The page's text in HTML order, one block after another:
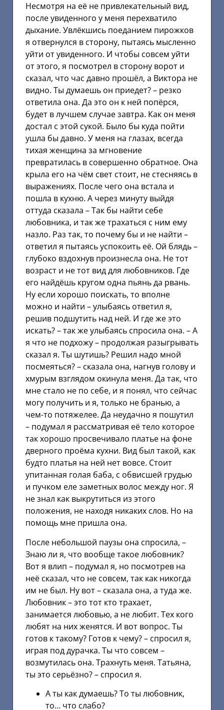
Несмотря на её не привлекательный вид,
после увиденного у меня перехватило
дыхание. Увлёкшись поеданием пирожков
я отвернулся в сторону, пытаясь мысленно
уйти от увиденного. И чтобы совсем уйти
от этого, я посмотрел в сторону ворот и
сказал, что час давно прошёл, а Виктора не
видно. Ты думаешь он приедет? – резко
ответила она. Да это он к ней попёрся,
будет в лучшем случае завтра. Как он меня
достал с этой сукой. Было бы куда пойти
ушла бы давно. У меня на глазах, всегда
тихая женщина за мгновение
превратилась в совершенно обратное. Она
крыла его на чём свет стоит, не стесняясь в
выражениях. После чего она встала и
пошла в кухню. А через минуту выйдя
оттуда сказала – Так бы найти себе
любовника, и так же трахаться с ним ему
назло. Раз так, то почему бы и не найти –
ответил я пытаясь успокоить её. Ой блядь –
глубоко вздохнув произнесла она. Не тот
возраст и не тот вид для любовников. Где
его найдёшь кругом одна пьянь да рвань.
Ну если хорошо поискать, то вполне
можно и найти – улыбаясь ответил я,
решив подшутить над ней. И где же это
искать? – так же улыбаясь спросила она. – А
я что не подхожу – продолжая разыгрывать
сказал я. Ты шутишь? Решил надо мной
посмеяться? – сказала она, нагнув голову и
хмурым взглядом окинула меня. Да так, что
мне стало не по себе, и я понял, что сейчас
могу получить и я, только не бранью, а
чем-то потяжелее. Да неудачно я пошутил
– подумал я рассматривая её тело которое
так хорошо просвечивало платье на фоне
дверного проёма кухни. Вид был такой, как
будто платья на ней нет вовсе. Стоит
упитанная голая баба, с обвисшей грудью
и пучком еле заметных волос между ног. Я
не знал как выкрутиться из этого
положения, не находя никаких слов. Но на
помощь мне пришла она.
После небольшой паузы она спросила, –
Знаю ли я, что вообще такое любовник?
Вот я влип – подумал я, но посмотрев на
неё сказал, что не совсем, так как никогда
им не был. Ну вот – сказала она, а туда же.
Любовник – это тот кто трахает,
занимается любовью, а не любит. Тех кого
любят на них женятся. И вот вопрос. Ты
готов к такому? Готов к чему? – спросил я,
играя под дурачка. Ты что совсем –
возмутилась она. Трахнуть меня. Татьяна,
ты это серьёзно? – спросил я.
А ты как думаешь? То ты любовник,
то… что слабо?